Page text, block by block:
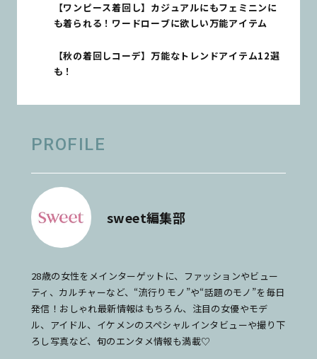
【ワンピース着回し】カジュアルにもフェミニンに
も着られる！ワードローブに欲しい万能アイテム
【秋の着回しコーデ】万能なトレンドアイテム12選
も！
PROFILE
sweet編集部
28歳の女性をメインターゲットに、ファッションやビュー
ティ、カルチャーなど、“流行りモノ”や“話題のモノ”を毎日
発信！おしゃれ最新情報はもちろん、注目の女優やモデ
ル、アイドル、イケメンのスペシャルインタビューや撮り下
ろし写真など、旬のエンタメ情報も満載♡